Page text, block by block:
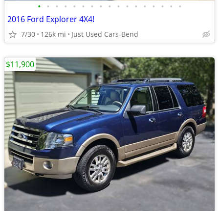
• • • • • • • • • • • • • • • • •
2016 Ford Explorer 4X4!
7/30 126k mi Just Used Cars-Bend
$11,900